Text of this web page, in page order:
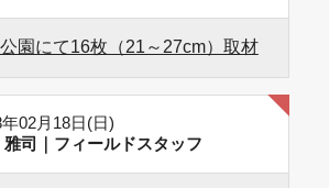
園にて16枚（21～27cm）取材
02月18日(日)
雅司｜フィールドスタッフ